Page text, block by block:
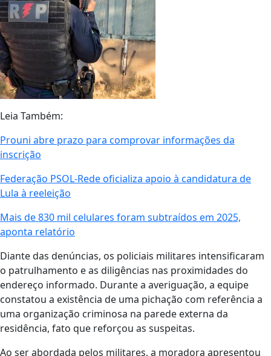
Leia Também:
Prouni abre prazo para comprovar informações da
inscrição
Federação PSOL-Rede oficializa apoio à candidatura de
Lula à reeleição
Mais de 830 mil celulares foram subtraídos em 2025,
aponta relatório
Diante das denúncias, os policiais militares intensificaram
o patrulhamento e as diligências nas proximidades do
endereço informado. Durante a averiguação, a equipe
constatou a existência de uma pichação com referência a
uma organização criminosa na parede externa da
residência, fato que reforçou as suspeitas.
Ao ser abordada pelos militares, a moradora apresentou